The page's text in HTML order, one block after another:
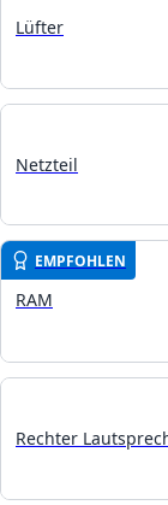
Lüfter
Netzteil
EMPFOHLEN
RAM
Rechter